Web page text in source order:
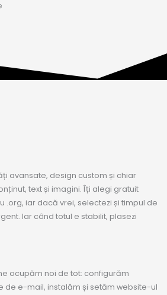
avansate, design custom și chiar
text și imagini. Îți alegi gratuit
.org, iar dacă vrei, selectezi și timpul de
Iar când totul e stabilit, plasezi
ocupăm noi de tot: configurăm
de e-mail, instalăm și setăm website-ul